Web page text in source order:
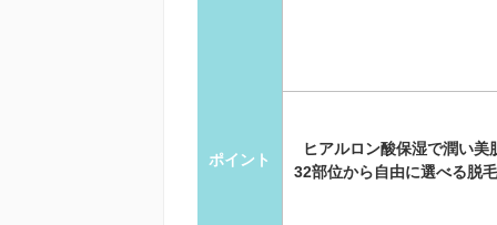
ポイント
ヒアルロン酸保湿で潤い美
32部位から自由に選べる脱